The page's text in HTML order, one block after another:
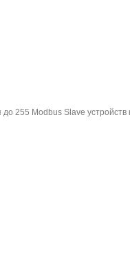
255 Modbus Slave